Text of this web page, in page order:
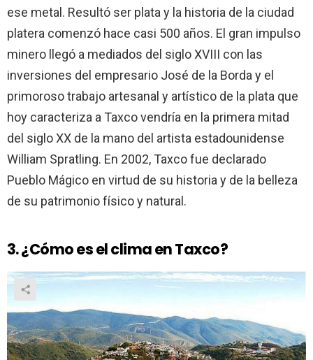
ese metal. Resultó ser plata y la historia de la ciudad
platera comenzó hace casi 500 años. El gran impulso
minero llegó a mediados del siglo XVIII con las
inversiones del empresario José de la Borda y el
primoroso trabajo artesanal y artístico de la plata que
hoy caracteriza a Taxco vendría en la primera mitad
del siglo XX de la mano del artista estadounidense
William Spratling. En 2002, Taxco fue declarado
Pueblo Mágico en virtud de su historia y de la belleza
de su patrimonio físico y natural.
3. ¿Cómo es el clima en Taxco?